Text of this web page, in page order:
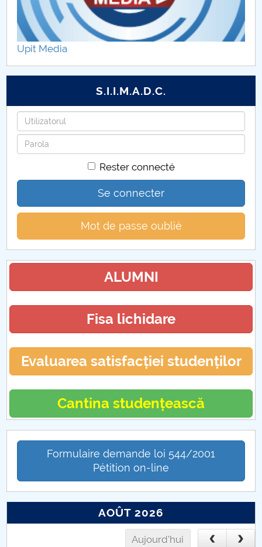
Upit Media
S.I.I.M.A.D.C.
Identifiant
Mot
de
Rester connecté
Se connecter
Mot de passe oublié
ALUMNI
Fisa lichidare
Evaluarea satisfacției studenților
Cantina studențească
Formulaire demande loi 544/2001
Pétition on-line
AOÛT 2026
Aujourd'hui